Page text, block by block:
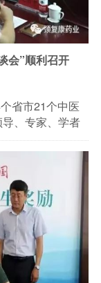
会”顺利召开
省市21个中医
、专家、学者
医生公益培训专
、...